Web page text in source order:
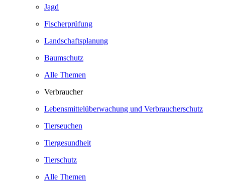
Jagd
Fischerprüfung
Landschaftsplanung
Baumschutz
Alle Themen
Verbraucher
Lebensmittelüberwachung und Verbraucherschutz
Tierseuchen
Tiergesundheit
Tierschutz
Alle Themen